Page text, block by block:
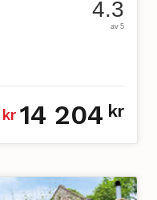
4.3
av 5
kr 14 204 kr